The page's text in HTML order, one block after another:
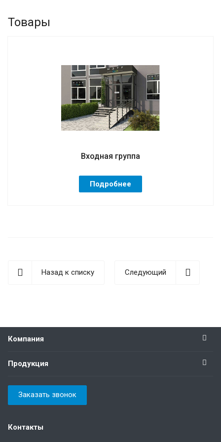
Товары
Входная группа
Подробнее
Назад к списку Следующий
Компания
Продукция
Заказать звонок
Контакты